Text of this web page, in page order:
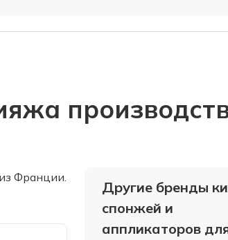
Франции.
Другие бренды
спонжей и
аппликаторов